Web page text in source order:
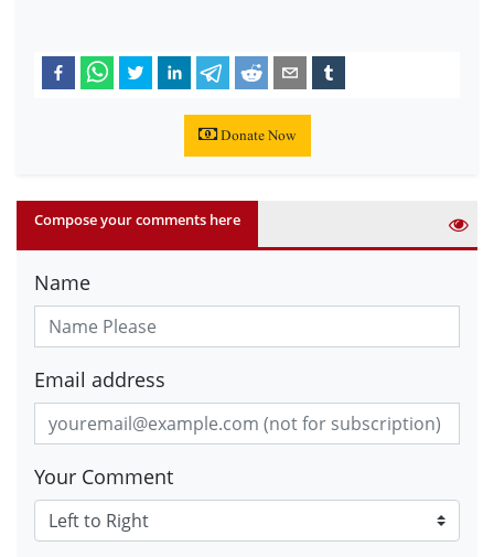
Donate Now
Compose your comments here
Name
Email address
Your Comment